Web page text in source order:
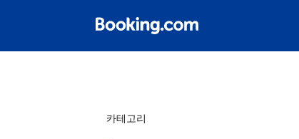
카테고리